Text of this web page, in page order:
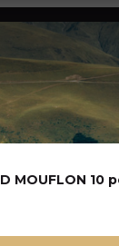
MOUFLON 10